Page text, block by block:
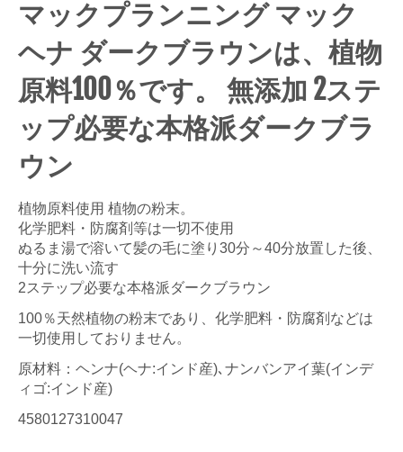
マックプランニング マック
ヘナ ダークブラウンは、植物
原料100％です。 無添加 2ステ
ップ必要な本格派ダークブラ
ウン
植物原料使用 植物の粉末。
化学肥料・防腐剤等は一切不使用
ぬるま湯で溶いて髪の毛に塗り30分～40分放置した後、
十分に洗い流す
2ステップ必要な本格派ダークブラウン
100％天然植物の粉末であり、化学肥料・防腐剤などは
一切使用しておりません。
原材料：ヘンナ(ヘナ:インド産)､ナンバンアイ葉(インデ
ィゴ:インド産)
4580127310047